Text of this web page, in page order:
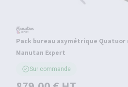
Pack bureau asymétrique
Manutan Expert
Sur commande